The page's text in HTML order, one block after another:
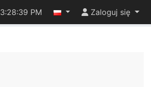
3:28:39 PM Zaloguj się